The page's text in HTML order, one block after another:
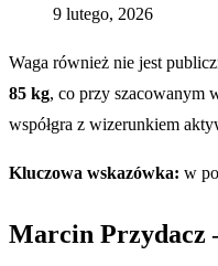
9 lutego, 2026
Waga również nie jest
85 kg, co przy szacowanym
współgra z wizerunkiem
Kluczowa wskazówka: w
Marcin Przydacz